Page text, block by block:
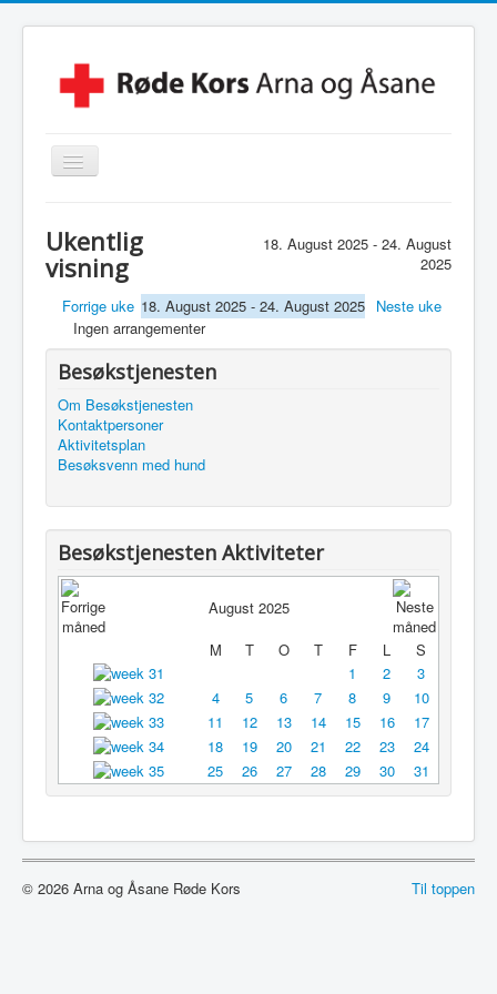
Skjul/Vis
navigasjon
Lokalforening
Leksehjelpen
Beredskapsvakt
Hjelpekorps
Besøkstjenesten
Kontakt Oss
Logg inn / ut
Ukentlig
visning
18. August 2025 - 24. August
2025
Forrige uke 18. August 2025 - 24. August 2025 Neste uke
Ingen arrangementer
Besøkstjenesten
Om Besøkstjenesten
Kontaktpersoner
Aktivitetsplan
Besøksvenn med hund
Besøkstjenesten Aktiviteter
August 2025
M
T O T F L
S
1
2
3
4
5 6 7 8 9
10
11
12 13 14 15 16
17
18
19 20 21 22 23
24
25
26 27 28 29 30 31
Til toppen
© 2026 Arna og Åsane Røde Kors